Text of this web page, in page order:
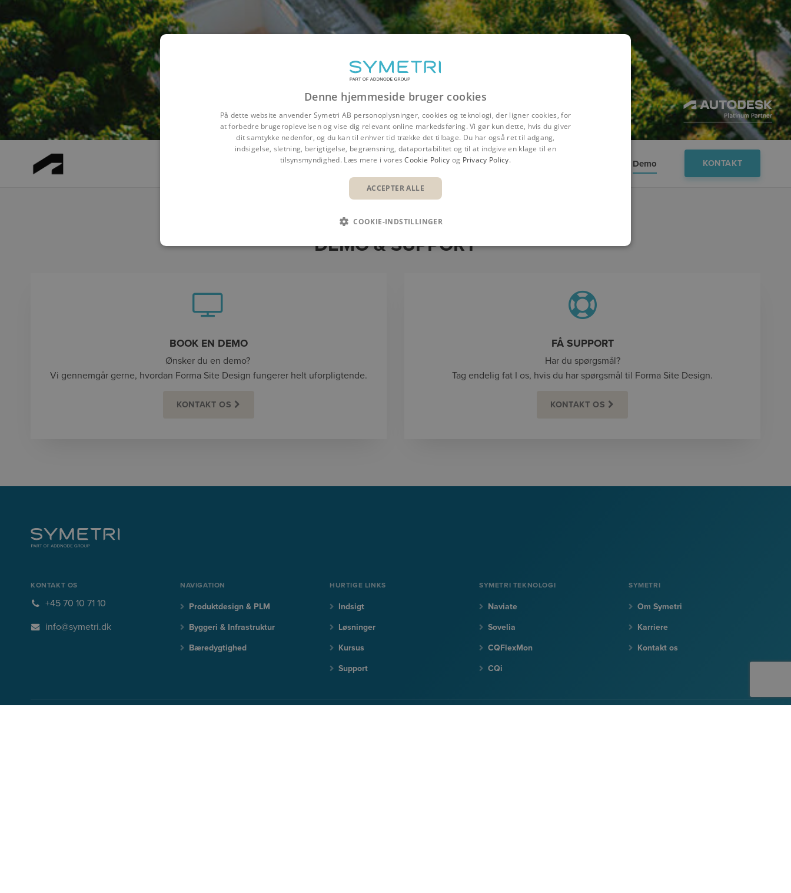
Overblik Fordele Funktioner Hvorfor Symetri Demo KONTAKT
DEMO & SUPPORT
BOOK EN DEMO
Ønsker du en demo?
Vi gennemgår gerne, hvordan Forma Site Design fungerer helt uforpligtende.
KONTAKT OS
FÅ SUPPORT
Har du spørgsmål?
Tag endelig fat I os, hvis du har spørgsmål til Forma Site Design.
KONTAKT OS
KONTAKT OS
+45 70 10 71 10
info@symetri.dk
NAVIGATION
Produktdesign & PLM
Byggeri & Infrastruktur
Bæredygtighed
HURTIGE LINKS
Indsigt
Løsninger
Kursus
Support
SYMETRI TEKNOLOGI
Naviate
Sovelia
CQFlexMon
CQi
SYMETRI
Om Symetri
Karriere
Kontakt os
Denne hjemmeside bruger cookies
På dette website anvender Symetri AB personoplysninger, cookies og teknologi, der ligner cookies, for
at forbedre brugeroplevelsen og vise dig relevant online markedsføring. Vi gør kun dette, hvis du giver
dit samtykke nedenfor, og du kan til enhver tid trække det tilbage. Du har også ret til adgang,
indsigelse, sletning, berigtigelse, begrænsning, dataportabilitet og til at indgive en klage til en
tilsynsmyndighed. Læs mere i voresCookie Policy og Privacy Policy.
ACCEPTER ALLE
COOKIE-INDSTILLINGER